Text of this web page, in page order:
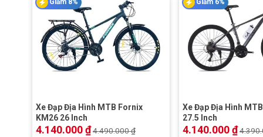
Giảm 8%
Xe Đạp Địa Hình MTB Fornix
KM26 26 Inch
4.140.000₫4.490.000₫
Giảm 6%
Xe Đạp Địa Hình
27.5 Inch
4.140.000₫